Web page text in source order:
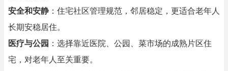
安全和安静：住宅社区管理规范，邻居稳定，更适合老年人
长期安稳居住。
医疗与公园 ：选择靠近医院、公园、菜市场的成熟片区住
宅，对老年人至关重要。